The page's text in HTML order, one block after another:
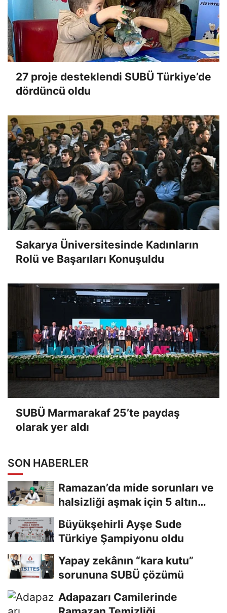
27 proje desteklendi SUBÜ Türkiye’de
dördüncü oldu
Sakarya Üniversitesinde Kadınların
Rolü ve Başarıları Konuşuldu
SUBÜ Marmarakaf 25’te paydaş
olarak yer aldı
SON HABERLER
Ramazan’da mide sorunları ve
halsizliği aşmak için 5 altın
Büyükşehirli Ayşe Sude
Türkiye Şampiyonu oldu
Yapay zekânın “kara kutu”
sorununa SUBÜ çözümü
Adapazarı Camilerinde